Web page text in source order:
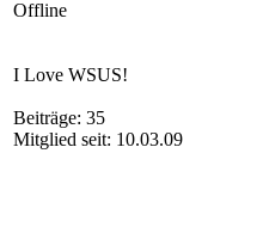
Offline
I Love WSUS!
Beiträge: 35
Mitglied seit: 10.03.09